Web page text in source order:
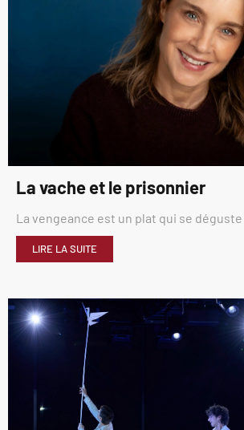
La vache et le prisonnier
La vengeance est un plat qui se
LIRE LA SUITE